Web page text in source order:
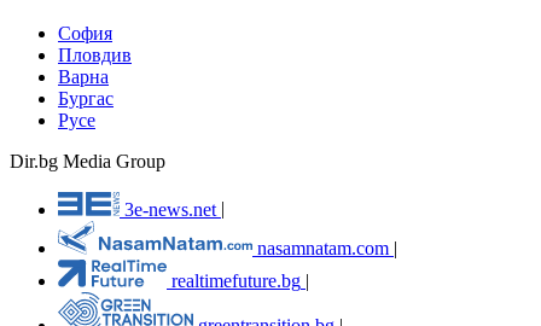
София
Пловдив
Варна
Бургас
Русе
Dir.bg Media Group
3e-news.net
nasamnatam.com |
realtimefuture.bg |